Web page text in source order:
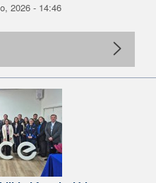
2026 - 14:46